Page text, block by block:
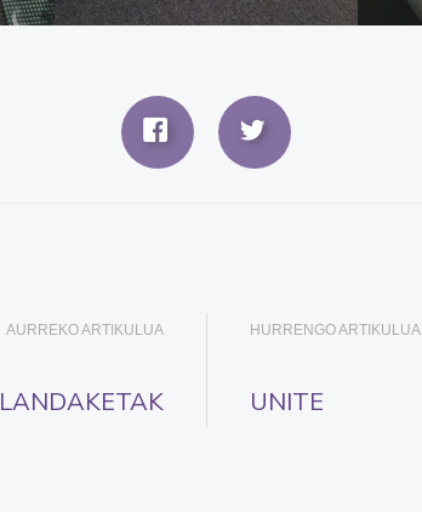
AURREKO ARTIKULUA
LANDAKETAK
HURRENGO ARTIKULUA
UNITE